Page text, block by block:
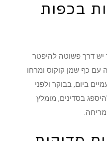
בכפות
יש דרך פשוטה להיפטר
עם כף שמן קוקוס ומרחו
ביום, בבוקר ולפני
בסדינים, מומלץ